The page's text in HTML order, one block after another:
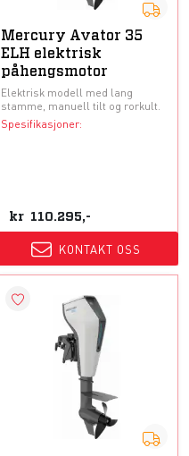
Mercury Avator 35
ELH elektrisk
påhengsmotor
Elektrisk modell med lang
stamme, manuell tilt og rorkult.
Spesifikasjoner:
kr 110.295,-
KONTAKT OSS